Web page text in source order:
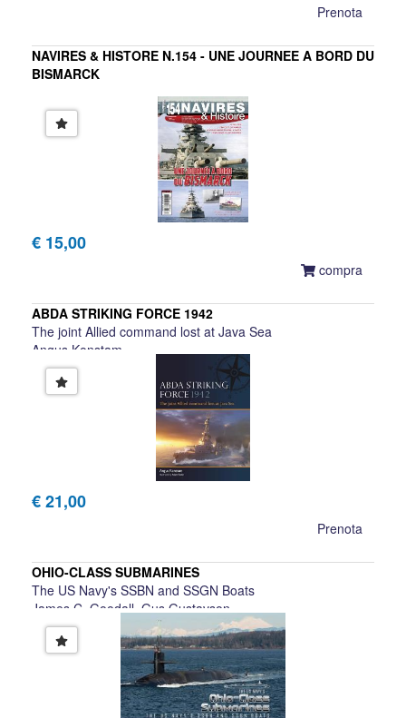
Prenota
NAVIRES & HISTORE N.154 - UNE JOURNEE A BORD DU
BISMARCK
NAVIRES & HISTOIRE
€ 15,00
compra
ABDA STRIKING FORCE 1942
The joint Allied command lost at Java Sea
Angus Konstam
€ 21,00
Prenota
OHIO-CLASS SUBMARINES
The US Navy's SSBN and SSGN Boats
James C. Goodall, Gus Gustavson